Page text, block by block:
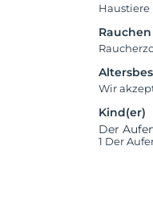
Rauchen
Wir
Kind(er)
Der
1 Der